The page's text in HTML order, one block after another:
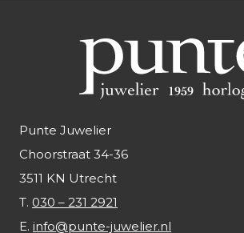
Punte Juwelier
Choorstraat 34-36
3511 KN Utrecht
T. 030 – 231 2921
E. info@punte-juwelier.nl